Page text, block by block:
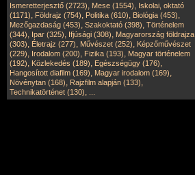
Ismeretterjesztő (2723), Mese (1554), Iskolai, oktató
(1171), Földrajz (754), Politika (610), Biológia (453),
Mezőgazdaság (453), Szakoktató (398), Történelem
(344), Ipar (325), Ifjúsági (308), Magyarország földrajza
(303), Életrajz (277), Művészet (252), Képzőművészet
(229), Irodalom (200), Fizika (193), Magyar történelem
(192), Közlekedés (189), Egészségügy (176),
Hangosított diafilm (169), Magyar irodalom (169),
Növénytan (168), Rajzfilm alapján (133),
Technikatörténet (130),